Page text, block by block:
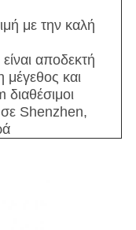
με την καλή
αποδεκτή
και
Shenzhen,